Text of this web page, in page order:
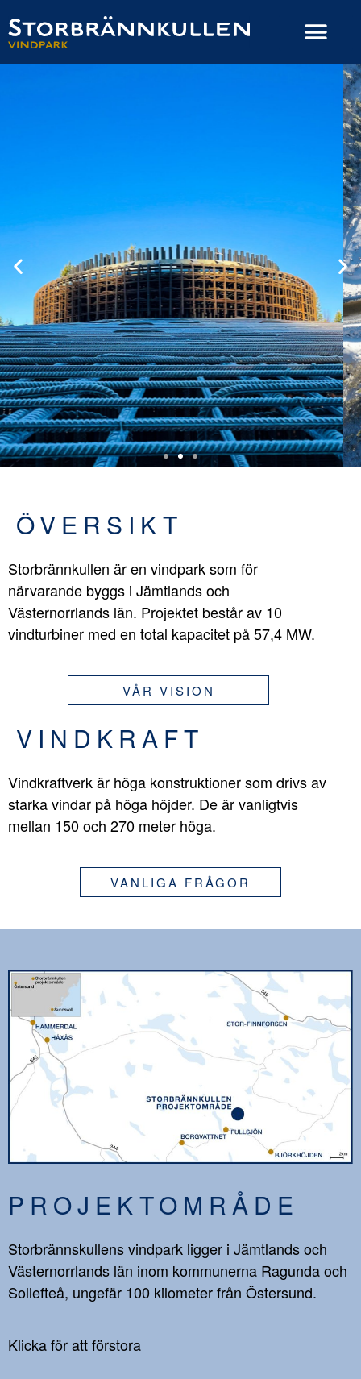
ÖVERSIKT
Storbrännkullen är en vindpark som för
närvarande byggs i Jämtlands och
Västernorrlands län. Projektet består av 10
vindturbiner med en total kapacitet på 57,4 MW.
VÅR VISION
VINDKRAFT
Vindkraftverk är höga konstruktioner som drivs av
starka vindar på höga höjder. De är vanligtvis
mellan 150 och 270 meter höga.
VANLIGA FRÅGOR
PROJEKTOMRÅDE
Storbrännskullens vindpark ligger i Jämtlands och
Västernorrlands län inom kommunerna Ragunda och
Sollefteå, ungefär 100 kilometer från Östersund.
Klicka för att förstora